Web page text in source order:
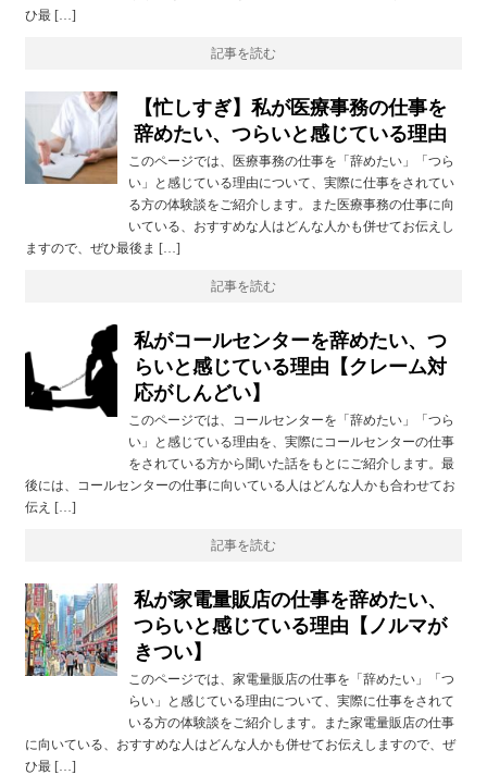
ひ最 […]
記事を読む
【忙しすぎ】私が医療事務の仕事を
辞めたい、つらいと感じている理由
このページでは、医療事務の仕事を「辞めたい」「つら
い」と感じている理由について、実際に仕事をされてい
る方の体験談をご紹介します。また医療事務の仕事に向
いている、おすすめな人はどんな人かも併せてお伝えし
ますので、ぜひ最後ま […]
記事を読む
私がコールセンターを辞めたい、つ
らいと感じている理由【クレーム対
応がしんどい】
このページでは、コールセンターを「辞めたい」「つら
い」と感じている理由を、実際にコールセンターの仕事
をされている方から聞いた話をもとにご紹介します。最
後には、コールセンターの仕事に向いている人はどんな人かも合わせてお
伝え […]
記事を読む
私が家電量販店の仕事を辞めたい、
つらいと感じている理由【ノルマが
きつい】
このページでは、家電量販店の仕事を「辞めたい」「つ
らい」と感じている理由について、実際に仕事をされて
いる方の体験談をご紹介します。また家電量販店の仕事
に向いている、おすすめな人はどんな人かも併せてお伝えしますので、ぜ
ひ最 […]